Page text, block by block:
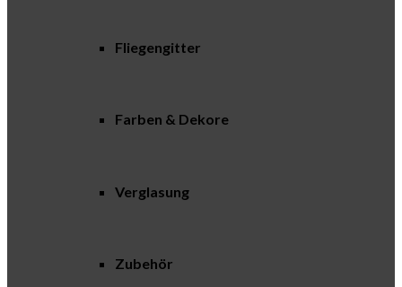
Fliegengitter
Farben & Dekore
Verglasung
Zubehör